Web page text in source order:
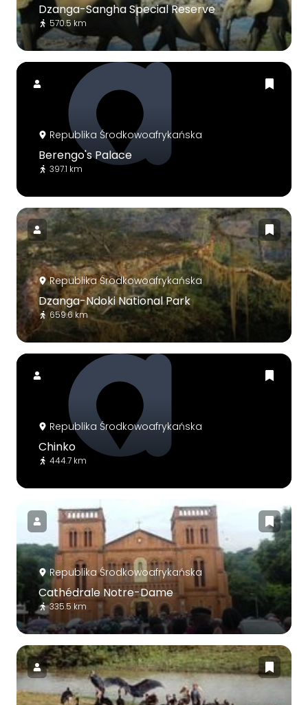
Dzanga-Sangha Special Reserve
570.5 km
Republika Środkowoafrykańska
Berengo's Palace
397.1 km
Republika Środkowoafrykańska
Dzanga-Ndoki National Park
659.6 km
Republika Środkowoafrykańska
Chinko
444.7 km
Republika Środkowoafrykańska
Cathédrale Notre-Dame
335.5 km